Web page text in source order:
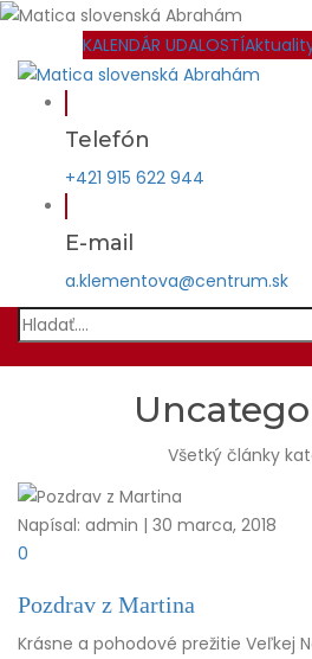
KALENDÁR UDALOSTÍ
Telefón
+421 915 622 944
E-mail
a.klementova@centrum.sk
Všetký články
Napísal: admin | 30 marca, 2018
0
Pozdrav z Martina
Krásne a pohodové prežitie Veľkej